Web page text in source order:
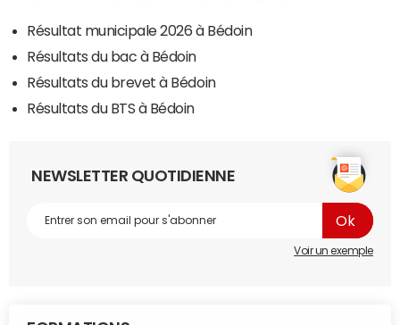
Résultat municipale 2026 à Bédoin
Résultats du bac à Bédoin
Résultats du brevet à Bédoin
Résultats du BTS à Bédoin
NEWSLETTER QUOTIDIENNE
Voir un exemple